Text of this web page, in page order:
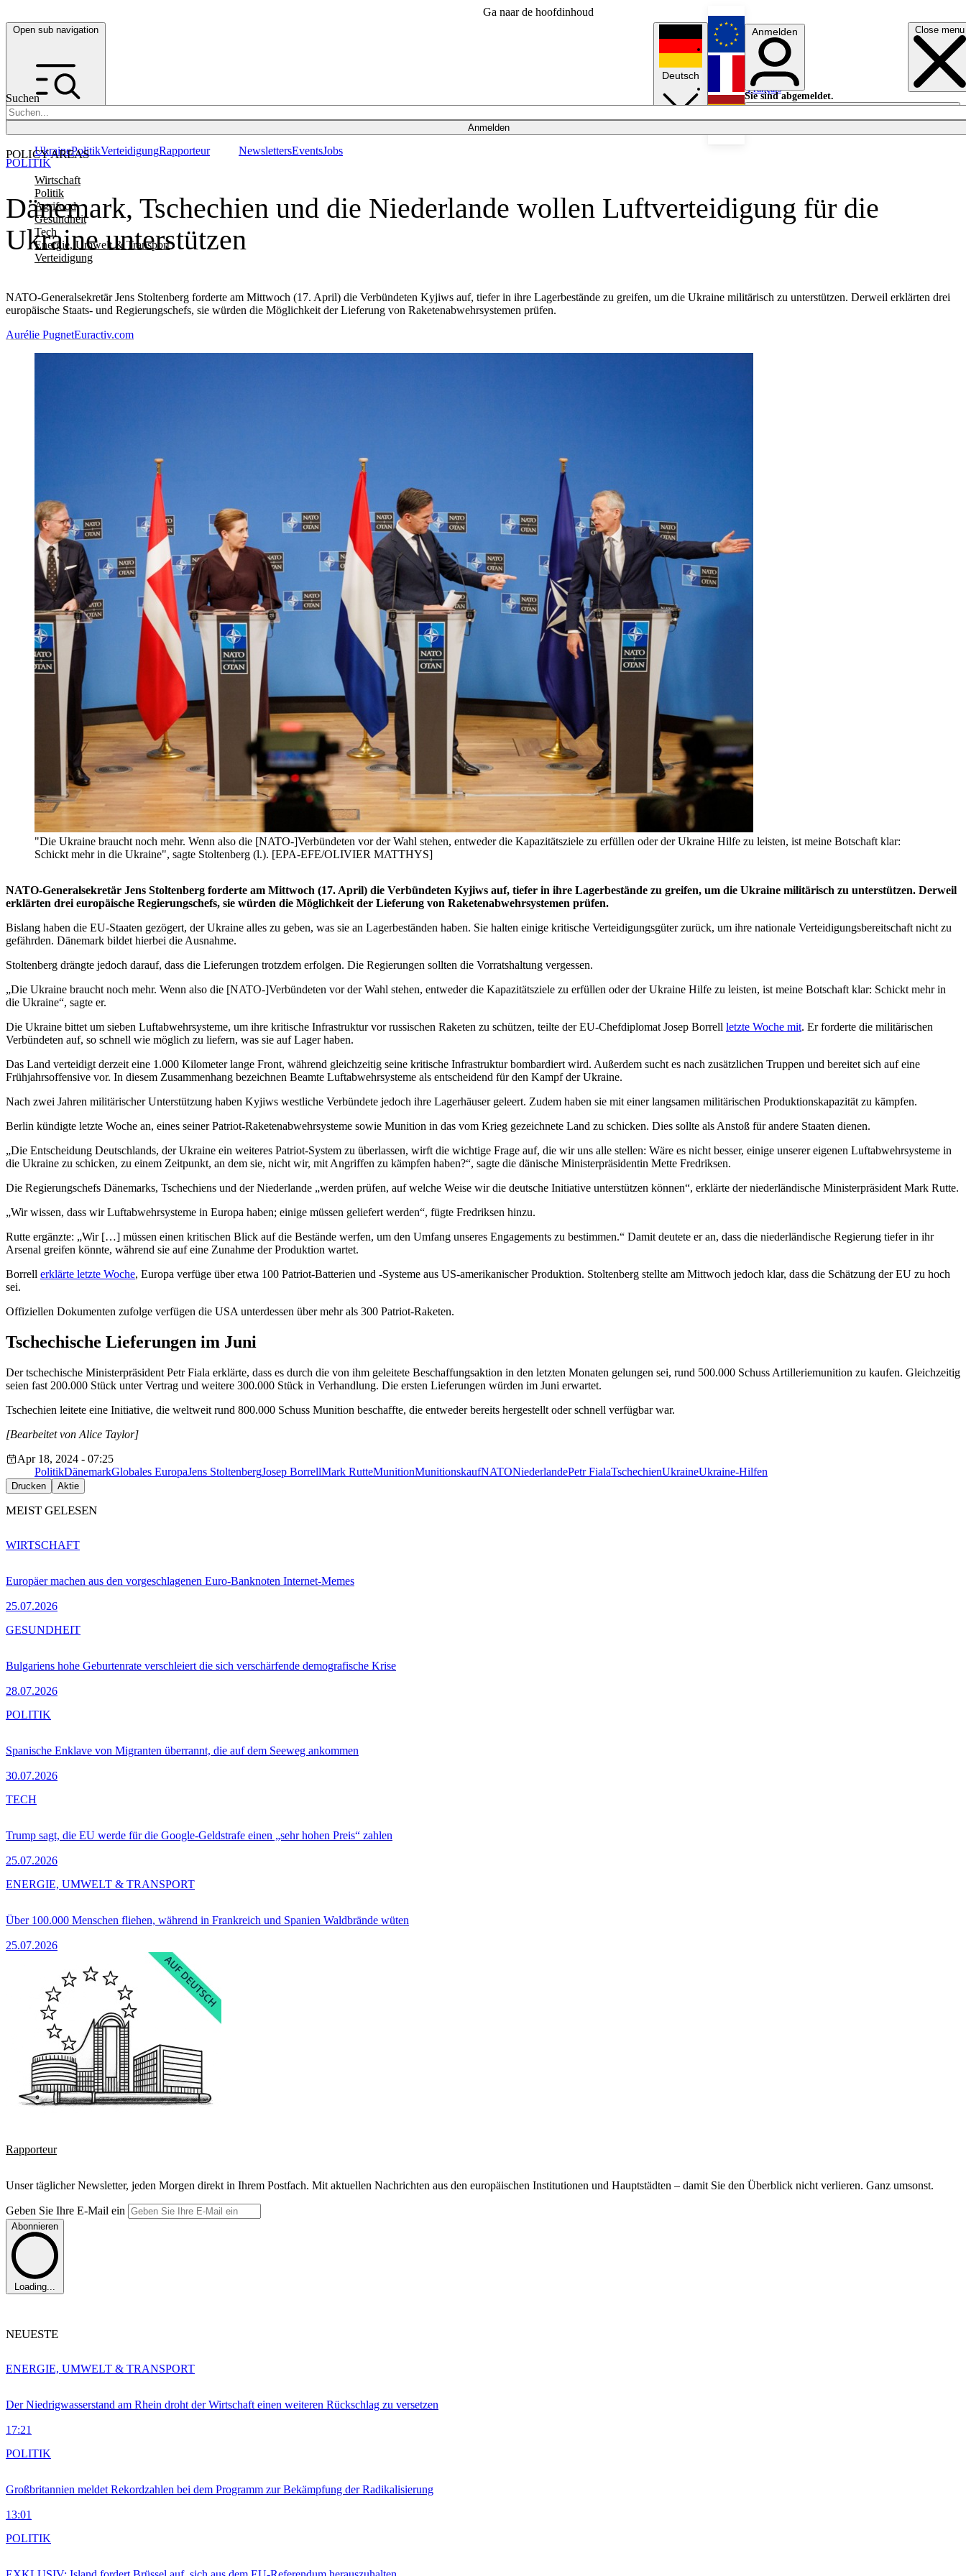
Ga naar de hoofdinhoud
Open sub navigation Close menu
Suchen
Anmelden
POLICY AREAS
Wirtschaft
Politik
Agrifood
Gesundheit
Tech
Energie, Umwelt & Transport
Verteidigung
UkrainePolitikVerteidigungRapporteur NewslettersEventsJobs
Deutsch
English
Français
Anmelden
Sie sind abgemeldet.
Anmelden
Licht aus
Dänemark, Tschechien und die Niederlande wollen Luftverteidigung für die
Ukraine unterstützen
NATO-Generalsekretär Jens Stoltenberg forderte am Mittwoch (17. April) die Verbündeten Kyjiws auf, tiefer in ihre Lagerbestände zu greifen, um die Ukraine militärisch zu unterstützen. Derweil erklärten drei
europäische Staats- und Regierungschefs, sie würden die Möglichkeit der Lieferung von Raketenabwehrsystemen prüfen.
POLITIK
Aurélie PugnetEuractiv.com
"Die Ukraine braucht noch mehr. Wenn also die [NATO-]Verbündeten vor der Wahl stehen, entweder die Kapazitätsziele zu erfüllen oder der Ukraine Hilfe zu leisten, ist meine Botschaft klar:
Schickt mehr in die Ukraine", sagte Stoltenberg (l.). [EPA-EFE/OLIVIER MATTHYS]
NATO-Generalsekretär Jens Stoltenberg forderte am Mittwoch (17. April) die Verbündeten Kyjiws auf, tiefer in ihre Lagerbestände zu greifen, um die Ukraine militärisch zu unterstützen. Derweil
erklärten drei europäische Regierungschefs, sie würden die Möglichkeit der Lieferung von Raketenabwehrsystemen prüfen.
Bislang haben die EU-Staaten gezögert, der Ukraine alles zu geben, was sie an Lagerbeständen haben. Sie halten einige kritische Verteidigungsgüter zurück, um ihre nationale Verteidigungsbereitschaft nicht zu
gefährden. Dänemark bildet hierbei die Ausnahme.
Stoltenberg drängte jedoch darauf, dass die Lieferungen trotzdem erfolgen. Die Regierungen sollten die Vorratshaltung vergessen.
„Die Ukraine braucht noch mehr. Wenn also die [NATO-]Verbündeten vor der Wahl stehen, entweder die Kapazitätsziele zu erfüllen oder der Ukraine Hilfe zu leisten, ist meine Botschaft klar: Schickt mehr in
die Ukraine“, sagte er.
Die Ukraine bittet um sieben Luftabwehrsysteme, um ihre kritische Infrastruktur vor russischen Raketen zu schützen, teilte der EU-Chefdiplomat Josep Borrell letzte Woche mit. Er forderte die militärischen
Verbündeten auf, so schnell wie möglich zu liefern, was sie auf Lager haben.
Das Land verteidigt derzeit eine 1.000 Kilometer lange Front, während gleichzeitig seine kritische Infrastruktur bombardiert wird. Außerdem sucht es nach zusätzlichen Truppen und bereitet sich auf eine
Frühjahrsoffensive vor. In diesem Zusammenhang bezeichnen Beamte Luftabwehrsysteme als entscheidend für den Kampf der Ukraine.
Nach zwei Jahren militärischer Unterstützung haben Kyjiws westliche Verbündete jedoch ihre Lagerhäuser geleert. Zudem haben sie mit einer langsamen militärischen Produktionskapazität zu kämpfen.
Berlin kündigte letzte Woche an, eines seiner Patriot-Raketenabwehrsysteme sowie Munition in das vom Krieg gezeichnete Land zu schicken. Dies sollte als Anstoß für andere Staaten dienen.
„Die Entscheidung Deutschlands, der Ukraine ein weiteres Patriot-System zu überlassen, wirft die wichtige Frage auf, die wir uns alle stellen: Wäre es nicht besser, einige unserer eigenen Luftabwehrsysteme in
die Ukraine zu schicken, zu einem Zeitpunkt, an dem sie, nicht wir, mit Angriffen zu kämpfen haben?“, sagte die dänische Ministerpräsidentin Mette Fredriksen.
Die Regierungschefs Dänemarks, Tschechiens und der Niederlande „werden prüfen, auf welche Weise wir die deutsche Initiative unterstützen können“, erklärte der niederländische Ministerpräsident Mark Rutte.
„Wir wissen, dass wir Luftabwehrsysteme in Europa haben; einige müssen geliefert werden“, fügte Fredriksen hinzu.
Rutte ergänzte: „Wir […] müssen einen kritischen Blick auf die Bestände werfen, um den Umfang unseres Engagements zu bestimmen.“ Damit deutete er an, dass die niederländische Regierung tiefer in ihr
Arsenal greifen könnte, während sie auf eine Zunahme der Produktion wartet.
Borrell erklärte letzte Woche, Europa verfüge über etwa 100 Patriot-Batterien und -Systeme aus US-amerikanischer Produktion. Stoltenberg stellte am Mittwoch jedoch klar, dass die Schätzung der EU zu hoch
sei.
Offiziellen Dokumenten zufolge verfügen die USA unterdessen über mehr als 300 Patriot-Raketen.
Tschechische Lieferungen im Juni
Der tschechische Ministerpräsident Petr Fiala erklärte, dass es durch die von ihm geleitete Beschaffungsaktion in den letzten Monaten gelungen sei, rund 500.000 Schuss Artilleriemunition zu kaufen. Gleichzeitig
seien fast 200.000 Stück unter Vertrag und weitere 300.000 Stück in Verhandlung. Die ersten Lieferungen würden im Juni erwartet.
Tschechien leitete eine Initiative, die weltweit rund 800.000 Schuss Munition beschaffte, die entweder bereits hergestellt oder schnell verfügbar war.
[Bearbeitet von Alice Taylor]
Apr 18, 2024 - 07:25
PolitikDänemarkGlobales EuropaJens StoltenbergJosep BorrellMark RutteMunitionMunitionskaufNATONiederlandePetr FialaTschechienUkraineUkraine-Hilfen
Drucken Aktie
MEIST GELESEN
Europäer machen aus den vorgeschlagenen Euro-Banknoten Internet-Memes
25.07.2026
WIRTSCHAFT
Bulgariens hohe Geburtenrate verschleiert die sich verschärfende demografische Krise
28.07.2026
GESUNDHEIT
Spanische Enklave von Migranten überrannt, die auf dem Seeweg ankommen
30.07.2026
POLITIK
Trump sagt, die EU werde für die Google-Geldstrafe einen „sehr hohen Preis“ zahlen
25.07.2026
TECH
Über 100.000 Menschen fliehen, während in Frankreich und Spanien Waldbrände wüten
25.07.2026
ENERGIE, UMWELT & TRANSPORT
Rapporteur
Unser täglicher Newsletter, jeden Morgen direkt in Ihrem Postfach. Mit aktuellen Nachrichten aus den europäischen Institutionen und Hauptstädten – damit Sie den Überblick nicht verlieren. Ganz umsonst.
Geben Sie Ihre E-Mail ein
Abonnieren
Loading...
NEUESTE
Der Niedrigwasserstand am Rhein droht der Wirtschaft einen weiteren Rückschlag zu versetzen
17:21
ENERGIE, UMWELT & TRANSPORT
Großbritannien meldet Rekordzahlen bei dem Programm zur Bekämpfung der Radikalisierung
13:01
POLITIK
POLITIK